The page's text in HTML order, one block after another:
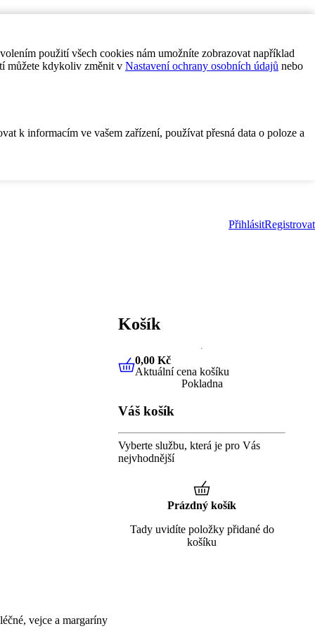
použití všech cookies nám umožníte zobrazovat například
můžete kdykoliv změnit v Nastavení ochrany osobních údajů nebo
k informacím ve vašem zařízení, používat přesná data o poloze a
PřihlásitRegistrovat
vejce a margaríny
Košík
0,00 KčAktuální cena košíku
0,00 Kč
Aktuální cena košíku
Pokladna
Váš košík
Vyberte službu, která je pro Vás
nejvhodnější
Prázdný košík
Tady uvidíte položky přidané do
košíku